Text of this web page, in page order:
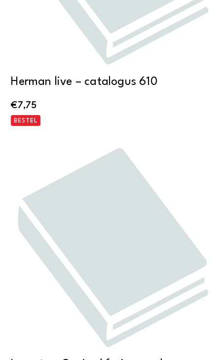
Herman live – catalogus 610
€7,75
BESTEL